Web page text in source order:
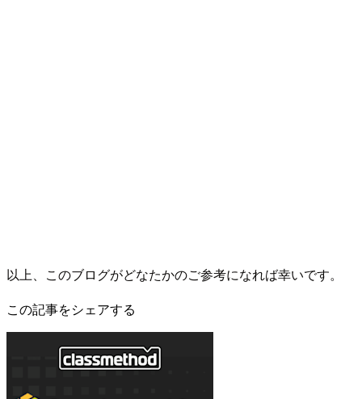
以上、このブログがどなたかのご参考になれば幸いです。
この記事をシェアする